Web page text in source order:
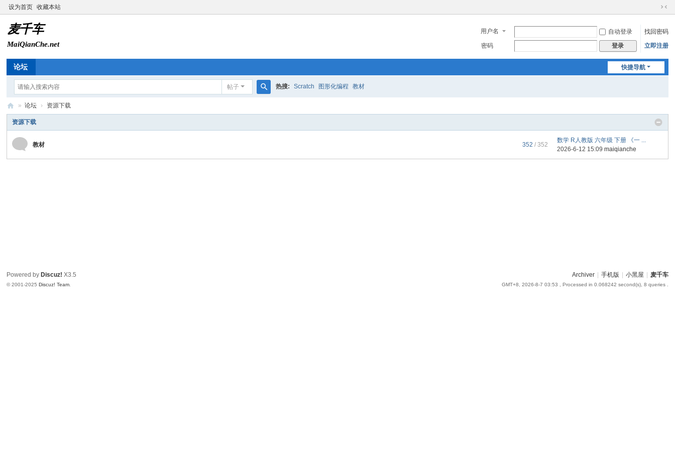
设为首页 收藏本站
切
到
窄
用户名 自动登录
找回密码
密码
登录 立即注册
快捷导航
论坛
帖子
索
热搜: Scratch 图形化编程 教材
麦
车
» 论坛 › 资源下载
资源下载
教材 352 / 352
数学 R人教版 六年级 下册 《一 ...
2026-6-12 15:09maiqianche
Archiver 手机版 小黑屋 麦千车
GMT+8, 2026-8-7 03:53 , Processed in 0.068242 second(s), 8 queries .
Powered by Discuz! X3.5
© 2001-2025Discuz! Team